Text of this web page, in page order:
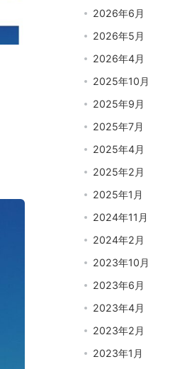
2026年6月
2026年5月
2026年4月
2025年10月
2025年9月
2025年7月
2025年4月
2025年2月
2025年1月
2024年11月
2024年2月
2023年10月
2023年6月
2023年4月
2023年2月
2023年1月